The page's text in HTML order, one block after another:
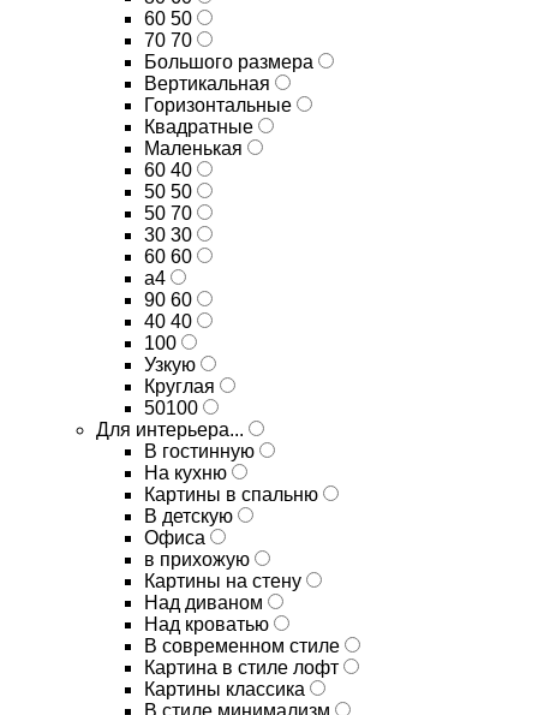
60 50
70 70
Большого размера
Вертикальная
Горизонтальные
Квадратные
Маленькая
60 40
50 50
50 70
30 30
60 60
а4
90 60
40 40
100
Узкую
Круглая
50100
Для интерьера...
В гостинную
На кухню
Картины в спальню
В детскую
Офиса
в прихожую
Картины на стену
Над диваном
Над кроватью
В современном стиле
Картина в стиле лофт
Картины классика
В стиле минимализм